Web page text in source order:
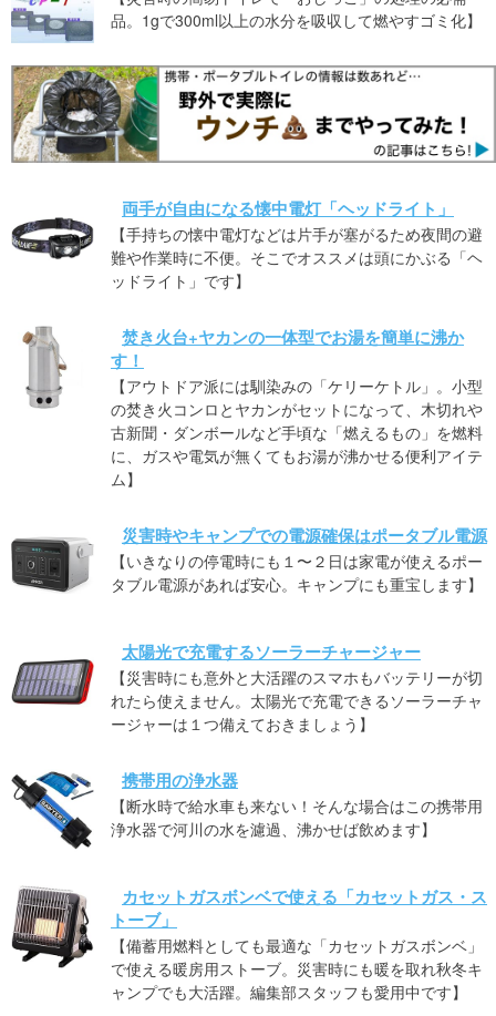
品。1gで300ml以上の水分を吸収して燃やすゴミ化】
両手が自由になる懐中電灯「ヘッドライト」
【手持ちの懐中電灯などは片手が塞がるため夜間の避
難や作業時に不便。そこでオススメは頭にかぶる「ヘ
ッドライト」です】
焚き火台+ヤカンの一体型でお湯を簡単に沸か
す！
【アウトドア派には馴染みの「ケリーケトル」。小型
の焚き火コンロとヤカンがセットになって、木切れや
古新聞・ダンボールなど手頃な「燃えるもの」を燃料
に、ガスや電気が無くてもお湯が沸かせる便利アイテ
ム】
災害時やキャンプでの電源確保はポータブル電源
【いきなりの停電時にも１〜２日は家電が使えるポー
タブル電源があれば安心。キャンプにも重宝します】
太陽光で充電するソーラーチャージャー
【災害時にも意外と大活躍のスマホもバッテリーが切
れたら使えません。太陽光で充電できるソーラーチャ
ージャーは１つ備えておきましょう】
携帯用の浄水器
【断水時で給水車も来ない！そんな場合はこの携帯用
浄水器で河川の水を濾過、沸かせば飲めます】
カセットガスボンベで使える「カセットガス・ス
トーブ」
【備蓄用燃料としても最適な「カセットガスボンベ」
で使える暖房用ストーブ。災害時にも暖を取れ秋冬キ
ャンプでも大活躍。編集部スタッフも愛用中です】